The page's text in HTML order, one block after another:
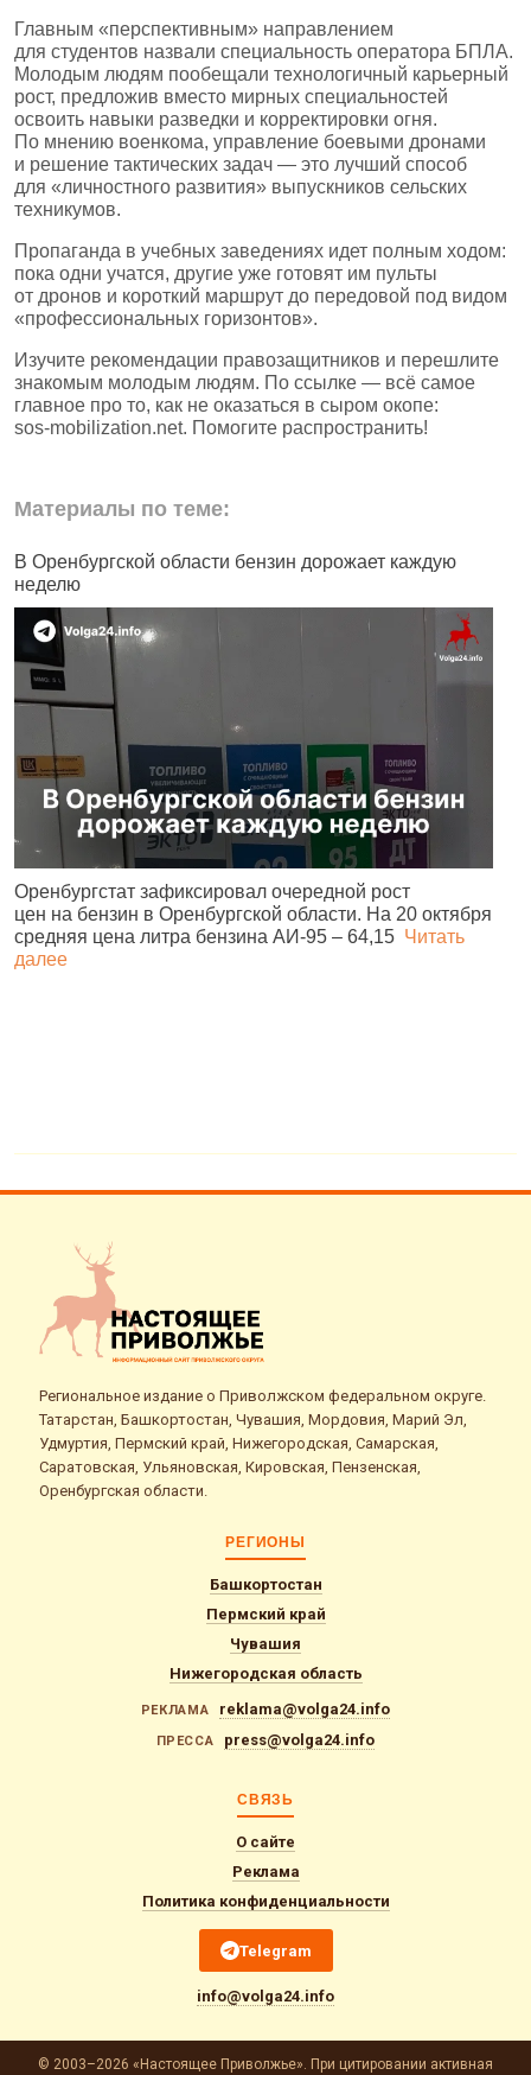
Главным «перспективным» направлением
для студентов назвали специальность оператора БПЛА.
Молодым людям пообещали технологичный карьерный
рост, предложив вместо мирных специальностей
освоить навыки разведки и корректировки огня.
По мнению военкома, управление боевыми дронами
и решение тактических задач — это лучший способ
для «личностного развития» выпускников сельских
техникумов.
Пропаганда в учебных заведениях идет полным ходом:
пока одни учатся, другие уже готовят им пульты
от дронов и короткий маршрут до передовой под видом
«профессиональных горизонтов».
Изучите рекомендации правозащитников и перешлите
знакомым молодым людям. По ссылке — всё самое
главное про то, как не оказаться в сыром окопе:
sos‑mobilization.net. Помогите распространить!
Материалы по теме:
В Оренбургской области бензин дорожает каждую
неделю
Оренбургстат зафиксировал очередной рост
цен на бензин в Оренбургской области. На 20 октября
средняя цена литра бензина АИ‑95 – 64,15 Читать
далее
Региональное издание о Приволжском федеральном округе.
Татарстан, Башкортостан, Чувашия, Мордовия, Марий Эл,
Удмуртия, Пермский край, Нижегородская, Самарская,
Саратовская, Ульяновская, Кировская, Пензенская,
Оренбургская области.
РЕГИОНЫ
Башкортостан
Пермский край
Чувашия
Нижегородская область
РЕКЛАМА reklama@volga24.info
ПРЕССА press@volga24.info
СВЯЗЬ
О сайте
Реклама
Политика конфиденциальности
Telegram
info@volga24.info
© 2003–2026 «Настоящее Приволжье». При цитировании активная